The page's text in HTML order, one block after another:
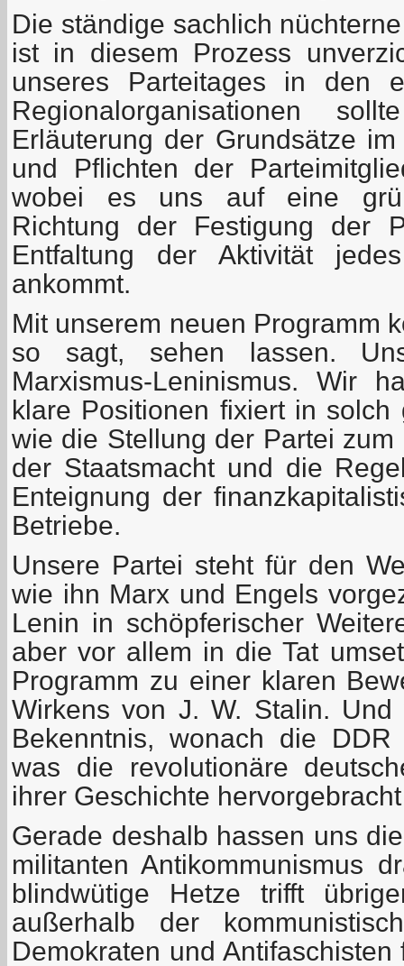
Die ständige sachlich
ist in diesem Prozess
unseres Parteitages in den
Regionalorganisationen
Erläuterung der Grundsätze
und Pflichten der
wobei es uns auf eine
Richtung der Festigung der
Entfaltung der Aktivität
ankommt.
Mit unserem neuen Programm
so sagt, sehen lassen.
Marxismus-Leninismus. Wir
klare Positionen fixiert in solch
wie die Stellung der Partei
der Staatsmacht und die
Enteignung der
Betriebe.
Unsere Partei steht für den
wie ihn Marx und Engels
Lenin in schöpferischer
aber vor allem in die Tat
Programm zu einer klaren
Wirkens von J. W. Stalin.
Bekenntnis, wonach die
was die revolutionäre
ihrer Geschichte
Gerade deshalb hassen uns
militanten Antikommunismus
blindwütige Hetze trifft
außerhalb der
Demokraten und